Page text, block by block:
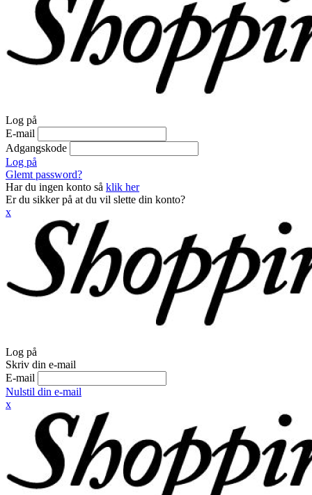
Log på
E-mail
Adgangskode
Log på
Glemt password?
Har du ingen konto så klik her
Er du sikker på at du vil slette din konto?
x
Log på
Skriv din e-mail
E-mail
Nulstil din e-mail
x